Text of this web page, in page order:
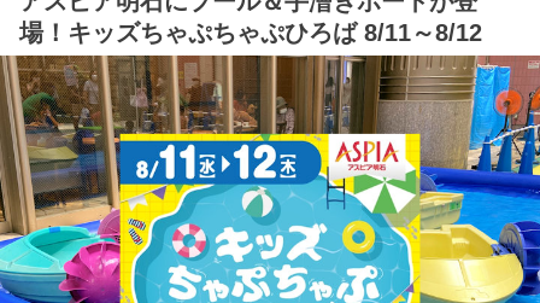
場！キッズちゃぷちゃぷひろば 8/11～8/12